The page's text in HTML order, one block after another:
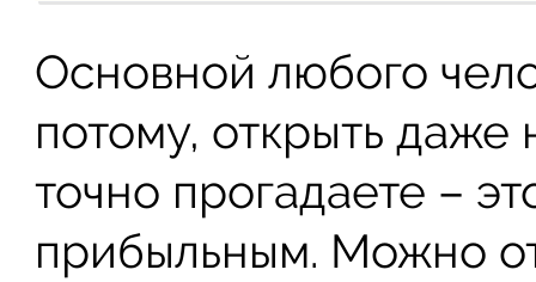
Основной любого
потому, открыть даже
точно прогадаете –
прибыльным. Можно